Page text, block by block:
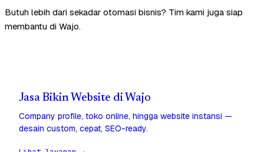
Butuh lebih dari sekadar otomasi bisnis? Tim kami juga siap
membantu di Wajo.
Jasa Bikin Website di Wajo
Company profile, toko online, hingga website instansi —
desain custom, cepat, SEO-ready.